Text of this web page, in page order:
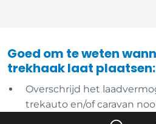
Goed om te weten
trekhaak laat plaatsen:
Overschrijd het
trekauto en/of caravan
De trekhaak mag je